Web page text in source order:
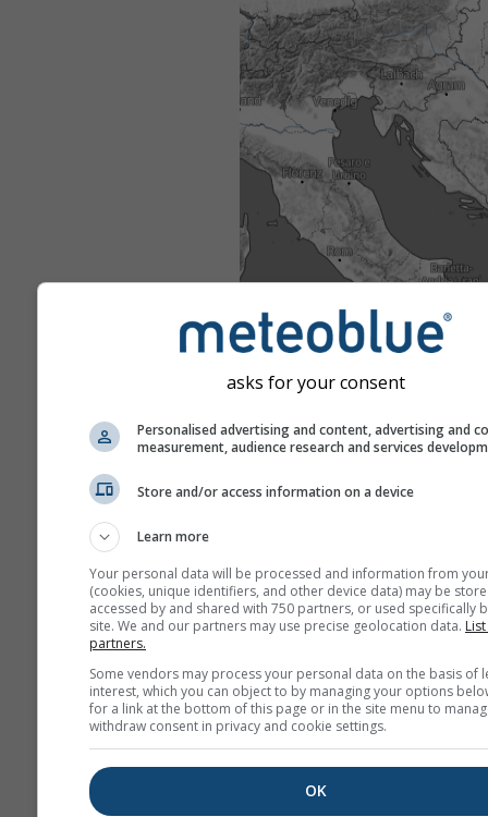
asks for your consent
Personalised advertising and content, advertising and
measurement, audience research and services
Store and/or access information on a device
Learn more
Your personal data will be processed and information from
(cookies, unique identifiers, and other device data) may be
accessed by and shared with 750 partners, or used specifically
site. We and our partners may use precise geolocation data.
partners.
Some vendors may process your personal data on the basis of
interest, which you can object to by managing your options
for a link at the bottom of this page or in the site menu to
withdraw consent in privacy and cookie settings.
OK